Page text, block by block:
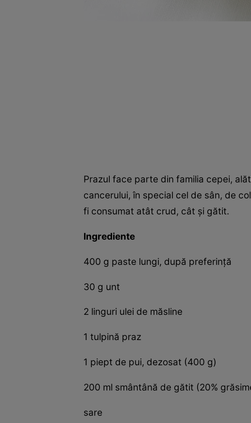
Prazul face parte din familia cepei,
cancerului, în special cel de sân, de
fi consumat atât crud, cât şi gătit.
Ingrediente
400 g paste lungi, după preferinţă
30 g unt
2 linguri ulei de măsline
1 tulpină praz
1 piept de pui, dezosat (400 g)
200 ml smântână de gătit (20%
sare